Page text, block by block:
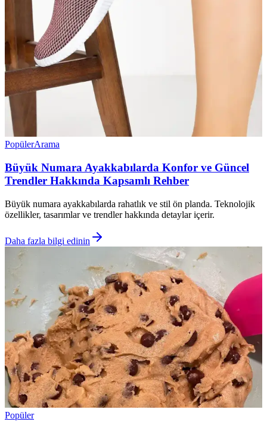
PopülerArama
Büyük Numara Ayakkabılarda Konfor ve Güncel
Trendler Hakkında Kapsamlı Rehber
Büyük numara ayakkabılarda rahatlık ve stil ön planda. Teknolojik
özellikler, tasarımlar ve trendler hakkında detaylar içerir.
Daha fazla bilgi edinin
Popüler